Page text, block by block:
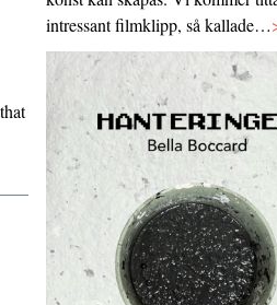
intressant filmklipp, så kallade…